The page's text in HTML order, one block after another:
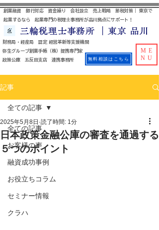
財務局・経産局 認定 経営革新等支援機関
​ 弥生グループ創業手帳（株）提携専門家
政策公庫 五反田支店 連携事務所
創業融資 銀行対応 資金繰り 会社設立 売上戦略 節税対策｜ 東京で
起業するなら 起業専門の税理士事務所が品川拠点にサポート！
三輪税理士事務所 ｜東京 品川
無料相談はこちら
ME
NU
記事
全ての記事
お客様の声
融資成功事例
お役立ちコラム
セミナー情報
クラハ
全ての記事
日本政策金融公庫の審査を通過する
５つのポイント
2025年5月8日 読了時間: 1分